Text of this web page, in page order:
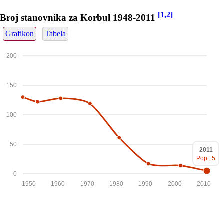
Broj stanovnika za Korbul 1948-2011 [1,2]
Grafikon Tabela
0
50
100
150
200
2010
2000
1990
1980
1970
1960
1950
2011
Pop.: 5